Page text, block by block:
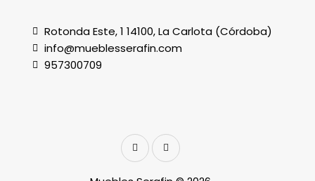
Rotonda Este, 1 14100, La Carlota (Córdoba)
info@mueblesserafin.com
957300709